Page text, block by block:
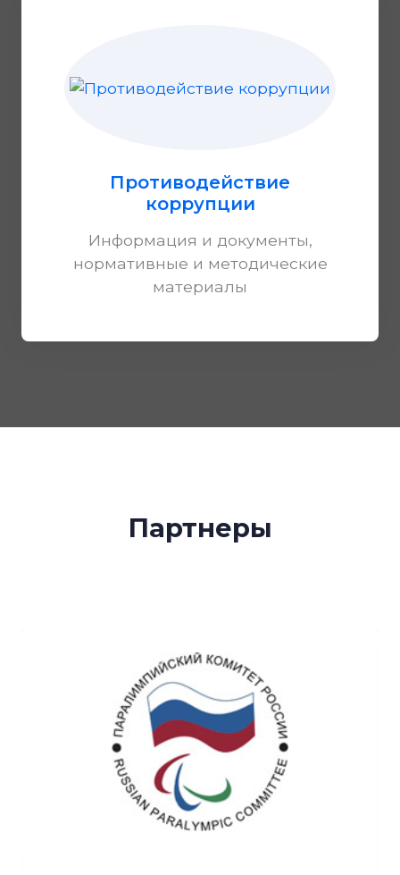
Противодействие
коррупции
Информация и документы,
нормативные и методические
материалы
Партнеры